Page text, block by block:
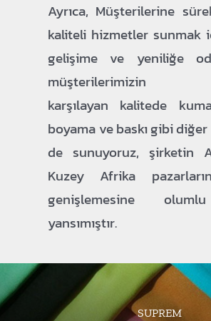
Ayrıca, Müşterilerine
kaliteli hizmetler sunmak
gelişime ve yeniliğe
müşterilerimizin
karşılayan kalitede
boyama ve baskı gibi
de sunuyoruz, şirketin
Kuzey Afrika
genişlemesine
yansımıştır.
SUPREM